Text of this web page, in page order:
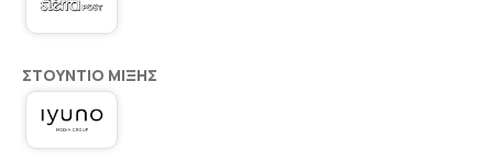
ΣΤΟΎΝΤΙΟ ΜΊΞΗΣ